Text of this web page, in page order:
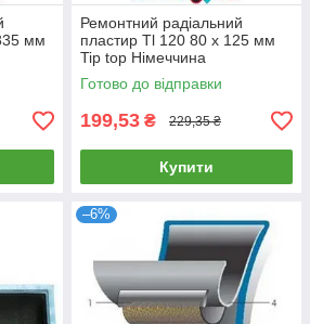
мм
Ремонтний радіальний
пластир Tl 120 80 х 125 мм
Tip top Німеччина
Готово до відправки
199,53 ₴ 229,35 ₴
Купити
–6%